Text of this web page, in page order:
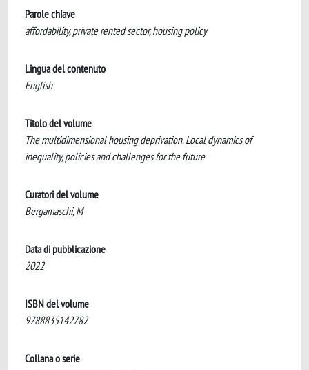
Parole chiave
affordability, private rented sector, housing policy
Lingua del contenuto
English
Titolo del volume
The multidimensional housing deprivation. Local dynamics of
inequality, policies and challenges for the future
Curatori del volume
Bergamaschi, M
Data di pubblicazione
2022
ISBN del volume
9788835142782
Collana o serie